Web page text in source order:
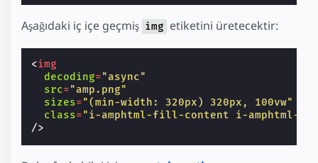
Aşağıdaki iç içe geçmiş img etiketini üretecektir:
<img
decoding="async"
src="amp.png"
sizes="(min-width: 320px) 320px, 100vw"
class="i-amphtml-fill-content i-amphtml-
/>